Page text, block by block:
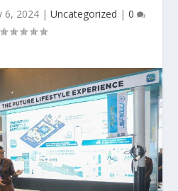
6, 2024| Uncategorized | 0